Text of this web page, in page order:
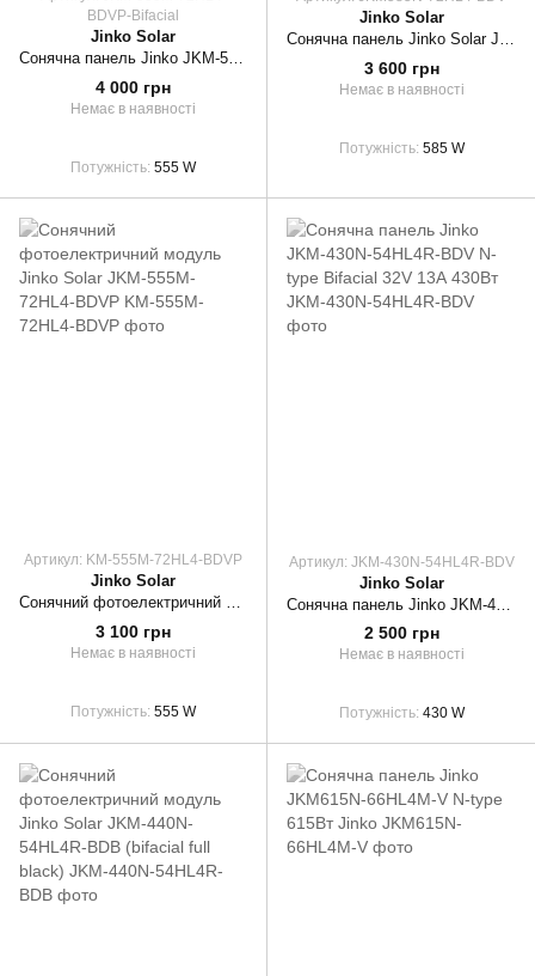
BDVP-Bifacial
Jinko Solar
Сонячна панель Jinko JKM-555M-72HL4-BDVP Bifacial TigerPro 41V 13А 555Вт
4 000 грн
Немає в наявності
Потужність 555 W
Jinko Solar
Сонячна панель Jinko Solar JKM585N-72HL4-BDV JK03M, 585Вт, 44.02В, 13.29A двостороння
3 600 грн
Немає в наявності
Потужність 585 W
Артикул: KM-555M-72HL4-BDVP
Jinko Solar
Сонячний фотоелектричний модуль Jinko Solar JKM-555M-72HL4-BDVP
3 100 грн
Немає в наявності
Потужність 555 W
Артикул: JKM-430N-54HL4R-BDV
Jinko Solar
2 500 грн
Немає в наявності
Потужність 430 W